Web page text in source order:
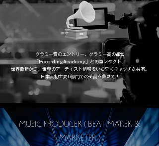
グラミー賞のエントリー、グラミー賞の運営
「RecordingAcademy」とのコンタクト、
​世界最新かつ、世界のアーティスト情報をいち早くキャッチ＆共有。
日本人初主要6部門での受賞を夢見て！
MUSIC PRODUCER ( BEAT MAKER &
MARKETER )